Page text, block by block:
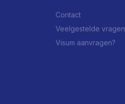
Contact
Veelgestelde vragen
Visum aanvragen?